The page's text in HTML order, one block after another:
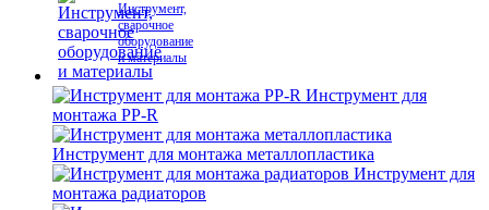
Инструмент,
сварочное
оборудование
и материалы
Инструмент для
монтажа PP-R
Инструмент для монтажа металлопластика
Инструмент для
монтажа радиаторов